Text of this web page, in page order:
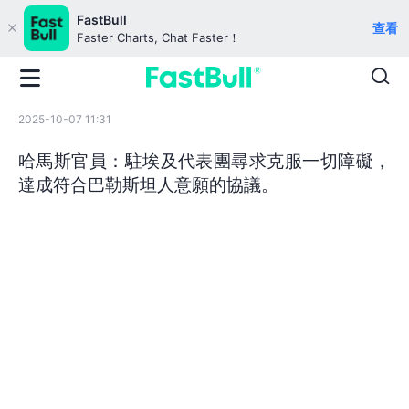
FastBull
Faster Charts, Chat Faster！
查看
2025-10-07 11:31
哈馬斯官員：駐埃及代表團尋求克服一切障礙，
達成符合巴勒斯坦人意願的協議。